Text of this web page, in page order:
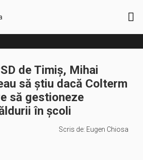
de Timiș, Mihai
să ştiu dacă Colterm
să gestioneze
în școli
Scris de: Eugen Chiosa